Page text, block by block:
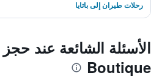
رحلات طيران إلى باتايا
Boutique